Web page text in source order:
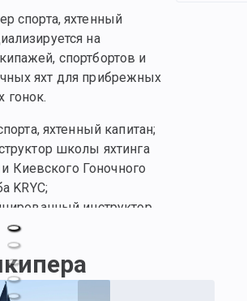
спорта, яхтенный
на
спортбортов и
яхт для прибрежных
яхтенный капитан;
школы яхтинга
Киевского Гоночного
KRYC;
инструктор
offshore;
директор парусной
"Могила Сагайдачного"
к ЧМ 2019-2020);